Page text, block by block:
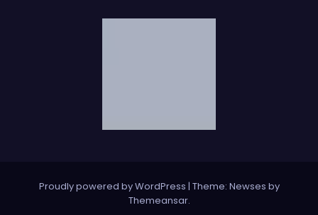
Proudly powered by WordPress | Theme: Newses by
Themeansar.